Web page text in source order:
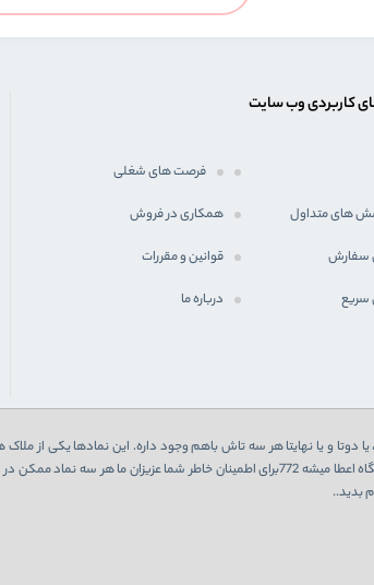
کاربردی وب سایت
فرصت های شغلی
های متداول
همکاری در فروش
سفارش
قوانین و مقررات
سریع
درباره ما
و یا نهایتا هر سه تاش باهم وجود داره. این نمادها یکی از ملاک
اعتبارسنجی یک فروشگاه اینترنتی هست که در صورت تایید از 3 نهاد به فروشگاه اعطا میشه 772برای اطمینان خاطر شما عزیزان ما هر سه نماد
بدید..